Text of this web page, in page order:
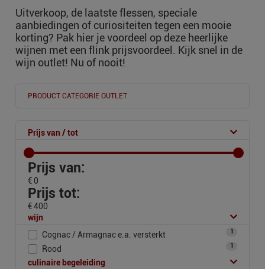
Uitverkoop, de laatste flessen, speciale
aanbiedingen of curiositeiten tegen een mooie
korting? Pak hier je voordeel op deze heerlijke
wijnen met een flink prijsvoordeel. Kijk snel in de
wijn outlet! Nu of nooit!
PRODUCT CATEGORIE OUTLET
Prijs van / tot
Prijs van:
€ 0
Prijs tot:
€ 400
wijn
Cognac / Armagnac e.a. versterkt
1
Rood 1
culinaire begeleiding